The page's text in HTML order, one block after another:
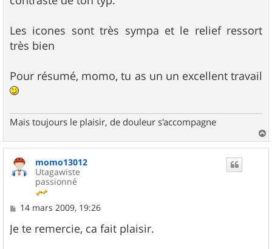
Les icones sont très sympa et le relief ressort
très bien
Pour résumé, momo, tu as un un excellent travail
Mais toujours le plaisir, de douleur s'accompagne
a
momo13012
Utagawiste
passionné
M
s
s
14 mars 2009, 19:26
Je te remercie, ca fait plaisir.